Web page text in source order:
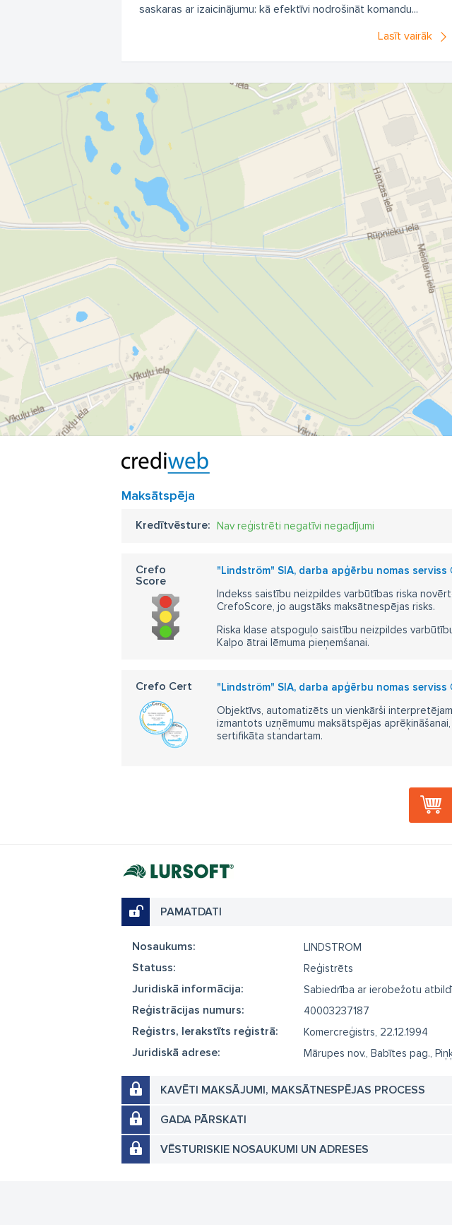
saskaras ar izaicinājumu: kā efektīvi nodrošināt komandu...
Lasīt vairāk
Maksātspēja
Kredītvēsture: Nav reģistrēti negatīvi negadījumi
Crefo
Score
"Lindström" SIA, darba apģērbu nomas serviss
Indekss saistību neizpildes varbūtības riska
CrefoScore, jo augstāks maksātnespējas risks.
Riska klase atspoguļo saistību neizpildes
Kalpo ātrai lēmuma pieņemšanai.
Crefo Cert "Lindström" SIA, darba apģērbu nomas serviss
Objektīvs, automatizēts un vienkārši
izmantots uzņēmumu maksātspējas
sertifikāta standartam.
PAMATDATI
Nosaukums: LINDSTROM
Statuss: Reģistrēts
Juridiskā informācija: Sabiedrība ar ierobežotu
Reģistrācijas numurs: 40003237187
Reģistrs, Ierakstīts reģistrā: Komercreģistrs, 22.12.1994
Juridiskā adrese: Mārupes nov., Babītes pag.,
KAVĒTI MAKSĀJUMI, MAKSĀTNESPĒJAS PROCESS
GADA PĀRSKATI
VĒSTURISKIE NOSAUKUMI UN ADRESES